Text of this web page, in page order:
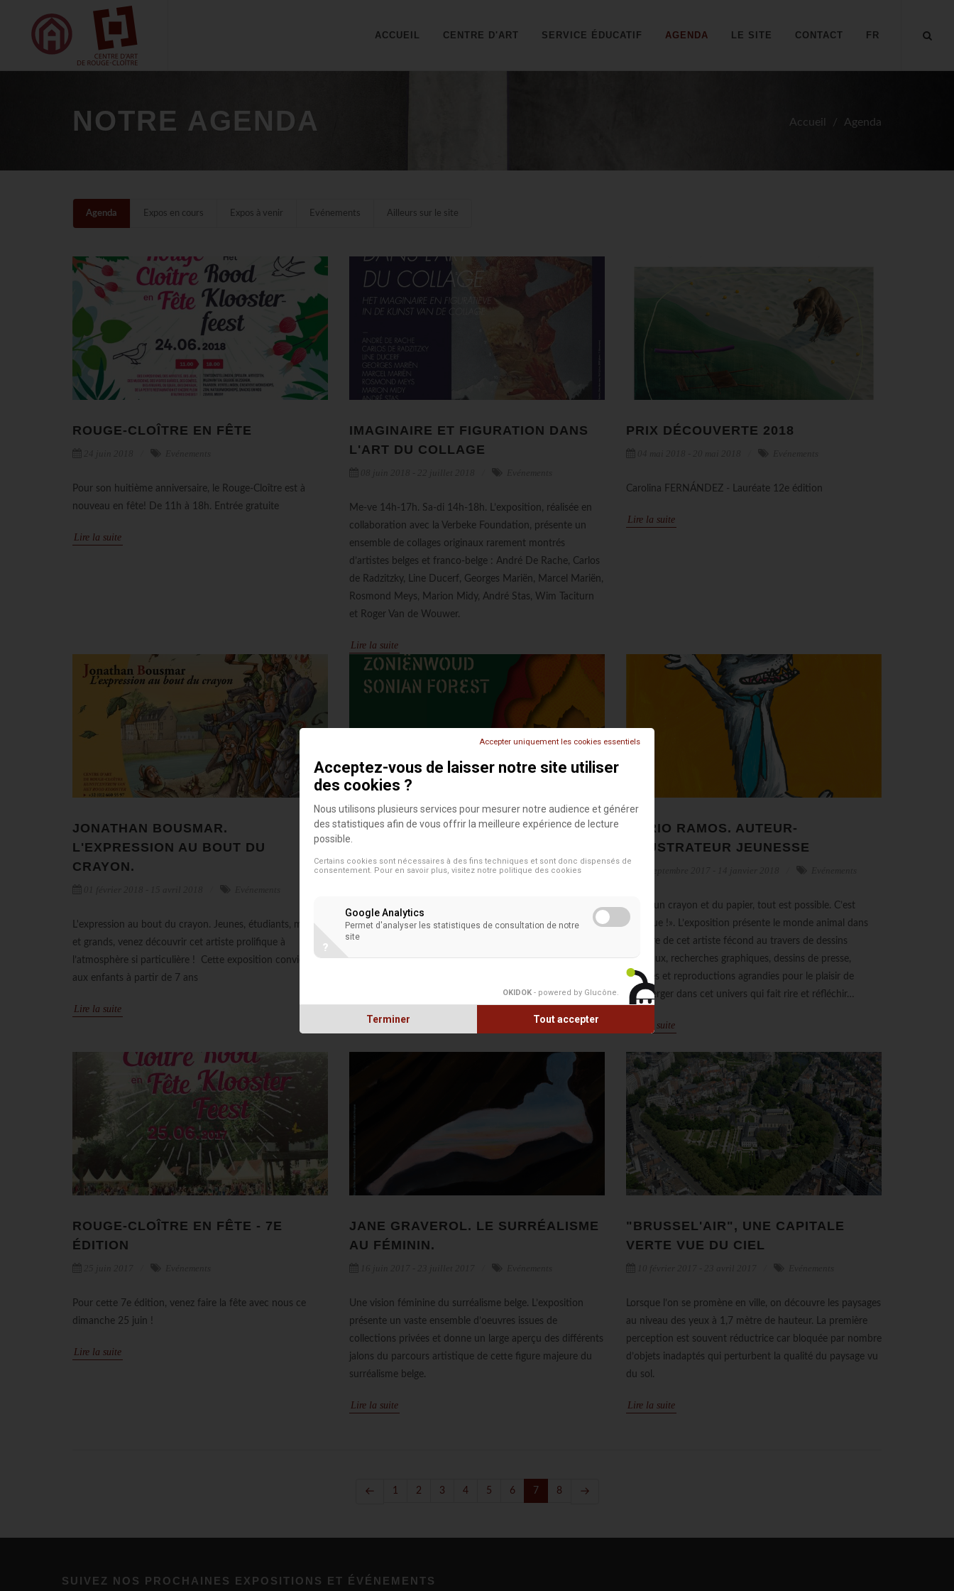
ACCUEIL CENTRE D'ART SERVICE ÉDUCATIF AGENDA LE SITE CONTACT FR
NOTRE AGENDA Accueil Agenda
Agenda Expos en cours Expos à venir Evénements Ailleurs sur le site
ROUGE-CLOÎTRE EN FÊTE
Pour son huitième anniversaire, le Rouge-Cloître est à
nouveau en fête! De 11h à 18h. Entrée gratuite
Lire la suite
IMAGINAIRE ET FIGURATION DANS
L'ART DU COLLAGE
Me-ve 14h-17h. Sa-di 14h-18h. L’exposition, réalisée en
collaboration avec la Verbeke Foundation, présente un
ensemble de collages originaux rarement montrés
d’artistes belges et franco-belge : André De Rache, Carlos
de Radzitzky, Line Ducerf, Georges Mariën, Marcel Mariën,
Rosmond Meys, Marion Midy, André Stas, Wim Taciturn
et Roger Van de Wouwer.
Lire la suite
PRIX DÉCOUVERTE 2018
Carolina FERNÁNDEZ - Lauréate 12e édition
Lire la suite
JONATHAN BOUSMAR.
L'EXPRESSION AU BOUT DU
CRAYON.
L'expression au bout du crayon. Jeunes, étudiants, moyens
et grands, venez découvrir cet artiste prolifique à
l’atmosphère si particulière ! Cette exposition convient
aux enfants à partir de 7 ans
Lire la suite
JOURNÉE DE LA FORÊT DE SOIGNE -
15 octobre 2017 Ailleurs sur le site
Lire la suite
MARIO RAMOS. AUTEUR-
ILLUSTRATEUR JEUNESSE
«Avec un crayon et du papier, tout est possible. C’est
magique !». L’exposition présente le monde animal dans
l’oeuvre de cet artiste fécond au travers de dessins
originaux, recherches graphiques, dessins de presse,
affiches et reproductions agrandies pour le plaisir de
s’immerger dans cet univers qui fait rire et réfléchir…
Lire la suite
ROUGE-CLOÎTRE EN FÊTE - 7E
ÉDITION
Pour cette 7e édition, venez faire la fête avec nous ce
dimanche 25 juin !
Lire la suite
JANE GRAVEROL. LE SURRÉALISME
AU FÉMININ.
Une vision féminine du surréalisme belge. L’exposition
présente un vaste ensemble d’oeuvres issues de
collections privées et donne un large aperçu des différents
jalons du parcours artistique de cette figure majeure du
surréalisme belge.
Lire la suite
"BRUSSEL'AIR", UNE CAPITALE
VERTE VUE DU CIEL
Lorsque l’on se promène en ville, on découvre les paysages
au niveau des yeux à 1,7 mètre de hauteur. La première
perception est souvent réductrice car bloquée par nombre
d’objets inadaptés qui perturbent la qualité du paysage vu
du sol.
Lire la suite
1 2 3 4 5 6 7 8
SUIVEZ NOS PROCHAINES EXPOSITIONS ET ÉVÉNEMENTS
Accepter uniquement les cookies essentiels
Acceptez-vous de laisser notre site utiliser
des cookies ?
Nous utilisons plusieurs services pour mesurer notre audience et générer
des statistiques afin de vous offrir la meilleure expérience de lecture
possible.
Certains cookies sont nécessaires à des fins techniques et sont donc dispensés de
consentement. Pour en savoir plus, visitez notre politique des cookies
Google Analytics
Permet d'analyser les statistiques de consultation de notre
site
?
OKIDOK - powered by Glucône
Terminer Tout accepter